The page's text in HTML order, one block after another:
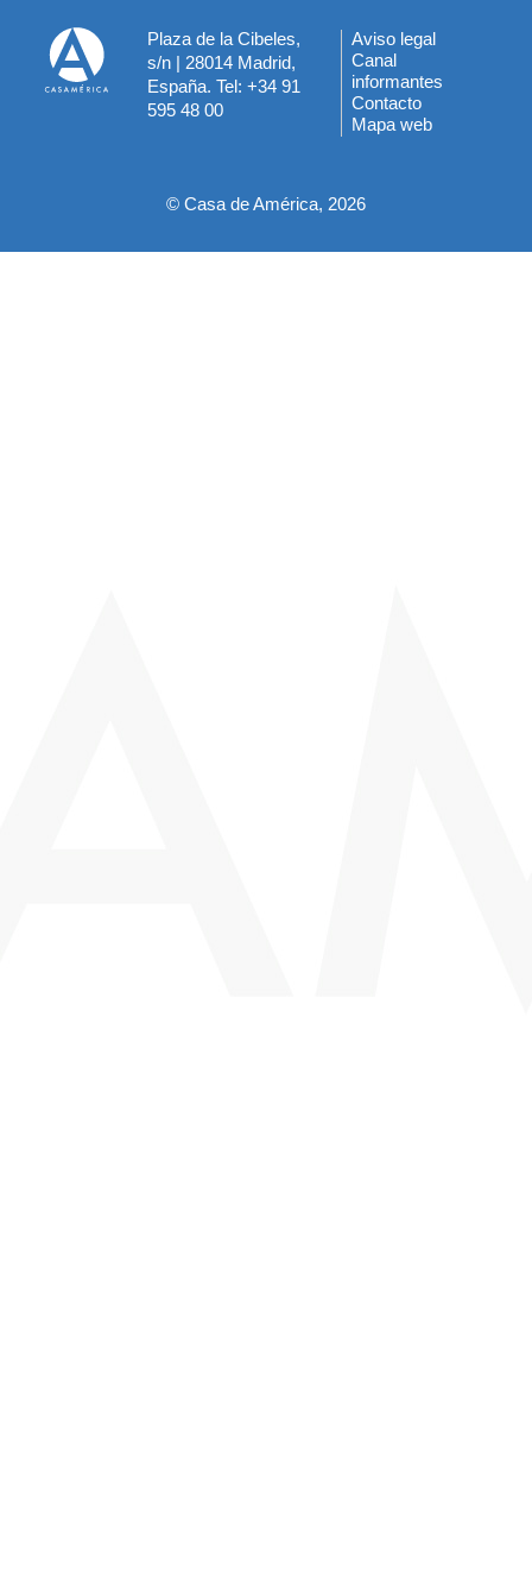
Plaza de la Cibeles,
s/n | 28014 Madrid,
España. Tel: +34 91
595 48 00
Menú
del
pie
Aviso legal
Canal
informantes
Contacto
Mapa web
© Casa de América, 2026